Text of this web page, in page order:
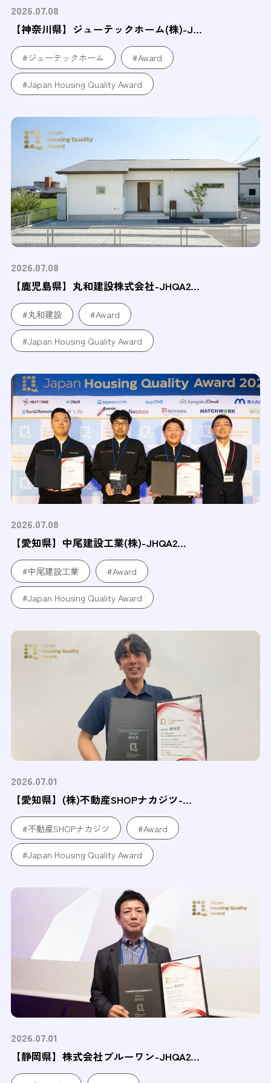
2026.07.08
【神奈川県】ジューテックホーム(株)-J...
#ジューテックホーム #Award
#Japan Housing Quality Award
2026.07.08
【鹿児島県】丸和建設株式会社-JHQA2...
#丸和建設 #Award
#Japan Housing Quality Award
2026.07.08
【愛知県】中尾建設工業(株)-JHQA2...
#中尾建設工業 #Award
#Japan Housing Quality Award
2026.07.01
【愛知県】(株)不動産SHOPナカジツ-...
#不動産SHOPナカジツ #Award
#Japan Housing Quality Award
2026.07.01
【静岡県】株式会社ブルーワン-JHQA2...